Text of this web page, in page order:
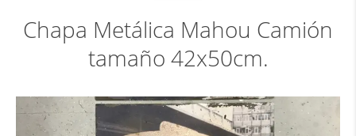
Chapa Metálica Mahou Camión
tamaño 42x50cm.